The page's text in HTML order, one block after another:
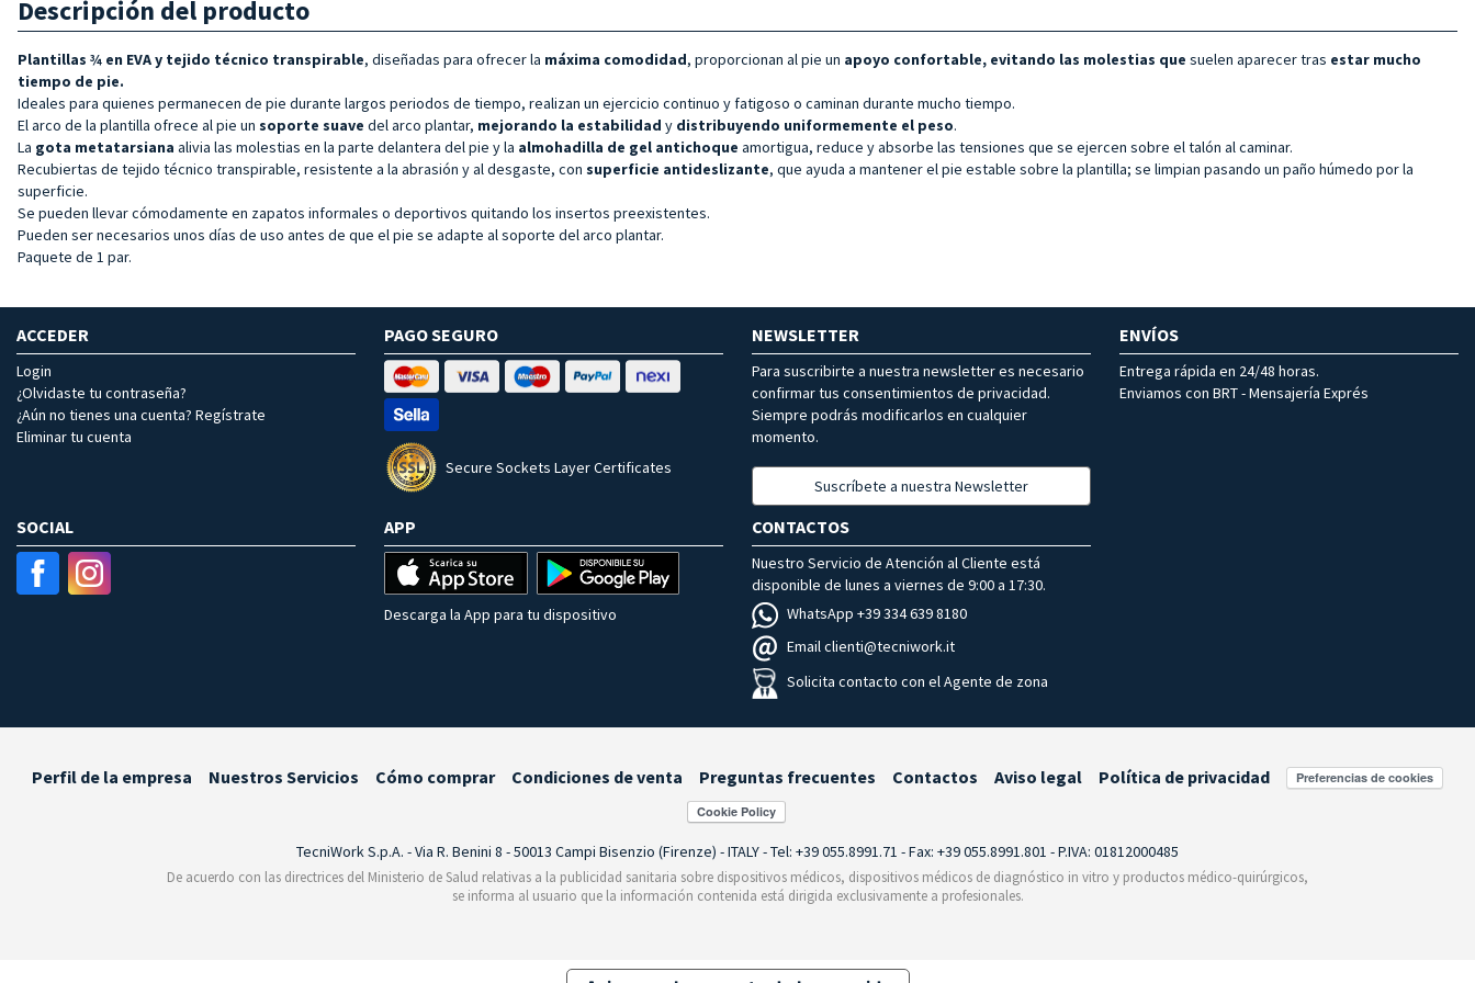
Descripción del producto
Plantillas ¾ en EVA y tejido técnico transpirable, diseñadas para ofrecer la máxima comodidad, proporcionan al pie un apoyo confortable, evitando las molestias que suelen aparecer tras estar mucho
tiempo de pie.
Ideales para quienes permanecen de pie durante largos periodos de tiempo, realizan un ejercicio continuo y fatigoso o caminan durante mucho tiempo.
El arco de la plantilla ofrece al pie un soporte suave del arco plantar, mejorando la estabilidad y distribuyendo uniformemente el peso.
La gota metatarsiana alivia las molestias en la parte delantera del pie y la almohadilla de gel antichoque amortigua, reduce y absorbe las tensiones que se ejercen sobre el talón al caminar.
Recubiertas de tejido técnico transpirable, resistente a la abrasión y al desgaste, con superficie antideslizante, que ayuda a mantener el pie estable sobre la plantilla; se limpian pasando un paño húmedo por la
superficie.
Se pueden llevar cómodamente en zapatos informales o deportivos quitando los insertos preexistentes.
Pueden ser necesarios unos días de uso antes de que el pie se adapte al soporte del arco plantar.
Paquete de 1 par.
ACCEDER
Login
¿Olvidaste tu contraseña?
¿Aún no tienes una cuenta? Regístrate
Eliminar tu cuenta
PAGO SEGURO
Secure Sockets Layer Certificates
NEWSLETTER
Para suscribirte a nuestra newsletter es necesario
confirmar tus consentimientos de privacidad.
Siempre podrás modificarlos en cualquier
momento.
Suscríbete a nuestra Newsletter
ENVÍOS
Entrega rápida en 24/48 horas.
Enviamos con BRT - Mensajería Exprés
SOCIAL APP
Descarga la App para tu dispositivo
CONTACTOS
Nuestro Servicio de Atención al Cliente está
disponible de lunes a viernes de 9:00 a 17:30.
WhatsApp +39 334 639 8180
Email clienti@tecniwork.it
Solicita contacto con el Agente de zona
Perfil de la empresa Nuestros Servicios Cómo comprar Condiciones de venta Preguntas frecuentes Contactos Aviso legal Política de privacidad Preferencias de cookies
TecniWork S.p.A. - Via R. Benini 8 - 50013 Campi Bisenzio (Firenze) - ITALY - Tel: +39 055.8991.71 - Fax: +39 055.8991.801 - P.IVA: 01812000485
De acuerdo con las directrices del Ministerio de Salud relativas a la publicidad sanitaria sobre dispositivos médicos, dispositivos médicos de diagnóstico in vitro y productos médico-quirúrgicos,
se informa al usuario que la información contenida está dirigida exclusivamente a profesionales.